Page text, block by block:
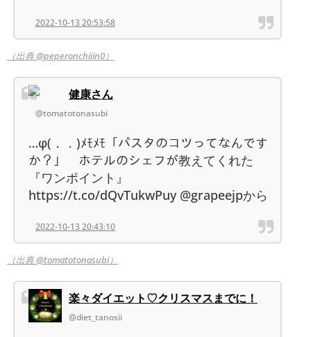
2022-10-13 20:53:58
（出典 @peperonchiiin0）
健康さん
@tomatotonasubi
…φ(．．)ﾒﾓﾒﾓ「パスタのコツってなんです
か？」 ホテルのシェフが教えてくれた
『ワンポイント』
https://t.co/dQvTukwPuy @grapeejpから
2022-10-13 20:43:10
（出典 @tomatotonasubi）
楽々ダイエット♡クリスマスまでに！
@diet_tanosii